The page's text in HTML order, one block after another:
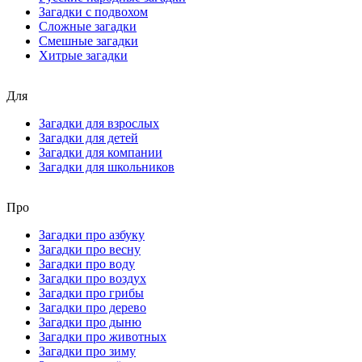
Загадки с подвохом
Сложные загадки
Смешные загадки
Хитрые загадки
Для
Загадки для взрослых
Загадки для детей
Загадки для компании
Загадки для школьников
Про
Загадки про азбуку
Загадки про весну
Загадки про воду
Загадки про воздух
Загадки про грибы
Загадки про дерево
Загадки про дыню
Загадки про животных
Загадки про зиму